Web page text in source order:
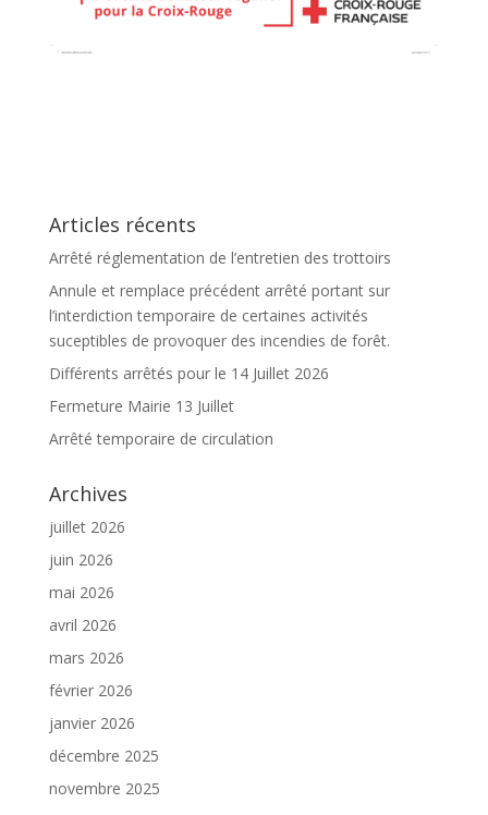
Articles récents
Arrêté réglementation de l’entretien des trottoirs
Annule et remplace précédent arrêté portant sur
l’interdiction temporaire de certaines activités
suceptibles de provoquer des incendies de forêt.
Différents arrêtés pour le 14 Juillet 2026
Fermeture Mairie 13 Juillet
Arrêté temporaire de circulation
Archives
juillet 2026
juin 2026
mai 2026
avril 2026
mars 2026
février 2026
janvier 2026
décembre 2025
novembre 2025